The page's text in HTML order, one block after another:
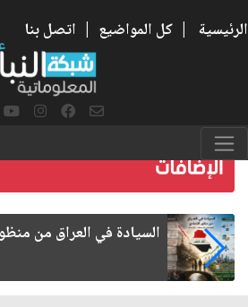
الرئيسية | كل المواضيع | اتصل بنا
ما بعد الأربعين.. كيف